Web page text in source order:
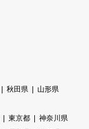
秋田県
山形県
東京都
神奈川県